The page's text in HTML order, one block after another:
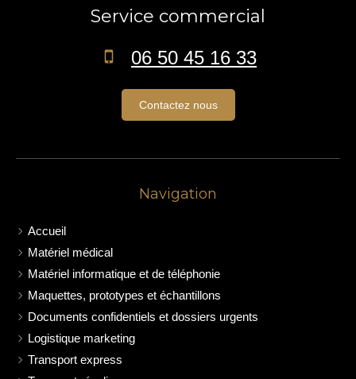
Service commercial
06 50 45 16 33
Contactez nous
Navigation
Accueil
Matériel médical
Matériel informatique et de téléphonie
Maquettes, prototypes et échantillons
Documents confidentiels et dossiers urgents
Logistique marketing
Transport express